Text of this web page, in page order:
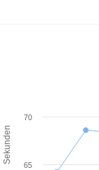
Sekunden
65
70